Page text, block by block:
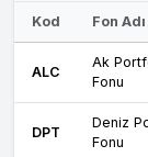
Kod Fon Adı
ALC
Ak
Fonu
DPT
Deniz
Fonu